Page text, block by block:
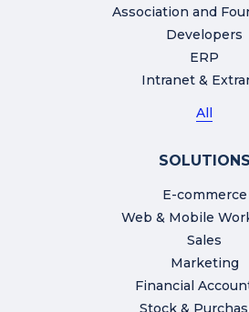
Association and
Developers
ERP
Intranet &
All
SOLUTIONS
E-commerce
Web & Mobile
Sales
Marketing
Financial
Stock &